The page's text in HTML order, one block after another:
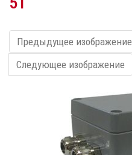
Предыдущее изображение
Следующее изображение